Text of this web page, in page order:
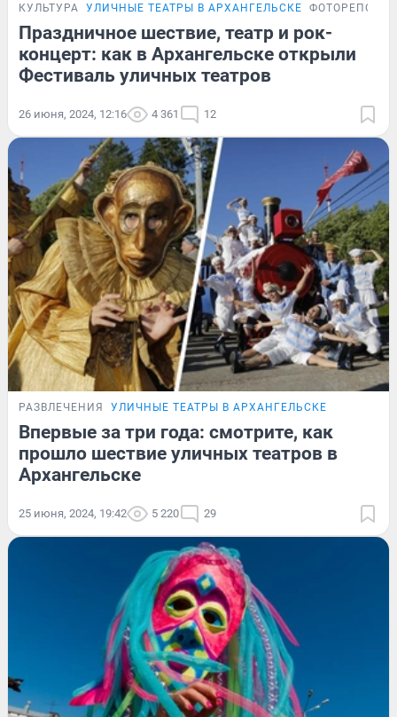
КУЛЬТУРА УЛИЧНЫЕ ТЕАТРЫ В АРХАНГЕЛЬСКЕ
Праздничное шествие, театр и рок-
концерт: как в Архангельске открыли
Фестиваль уличных театров
26 июня, 2024, 12:16 4 361 12
РАЗВЛЕЧЕНИЯ УЛИЧНЫЕ ТЕАТРЫ В АРХАНГЕЛЬСКЕ
Впервые за три года: смотрите, как
прошло шествие уличных театров в
Архангельске
25 июня, 2024, 19:42 5 220 29